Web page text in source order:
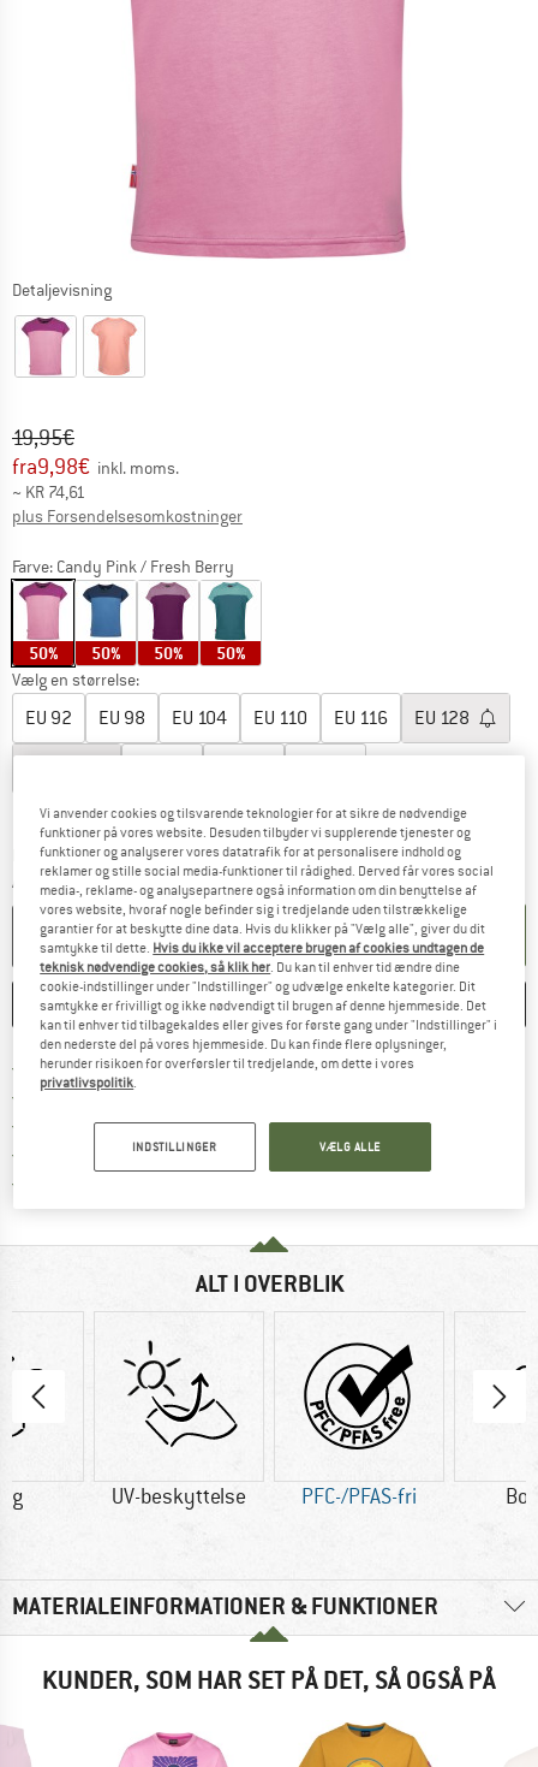
Detaljevisning
Original pris :
19,95€
Pris:
fra9,98€ inkl. moms.
~ KR 74,61
plus ForsendelsesomkostningerOplysninger om
Farve: Candy Pink / Fresh Berry
50% 50% 50% 50%
Vælg en størrelse:
EU 92 EU 98 EU 104 EU 110 EU 116 EU 128
Størrelsestabel
Leveringstid: 4-6 arbejdsdageLinket åbnes i en infoboks og indeholder
Antal:
LÆG I KURV
HUSKE SAMMENLIGNE
Portofri fra 69 € (DK)Find oplysninger om forsendelse her!
100 dages returret
> 4.000.000 tilfredse kunder
Alle artikler på lager
ALT I OVERBLIK
g UV-beskyttelse PFC-/PFAS-fri
MATERIALEINFORMATIONER & FUNKTIONER
KUNDER, SOM HAR SET PÅ DET, SÅ OGSÅ PÅ
Vi anvender cookies og tilsvarende teknologier for at sikre de nødvendige
funktioner på vores website. Desuden tilbyder vi supplerende tjenester og
funktioner og analyserer vores datatrafik for at personalisere indhold og
reklamer og stille social media-funktioner til rådighed. Derved får vores social
media-, reklame- og analysepartnere også information om din benyttelse af
vores website, hvoraf nogle befinder sig i tredjelande uden tilstrækkelige
garantier for at beskytte dine data. Hvis du klikker på "Vælg alle", giver du dit
samtykke til dette. Hvis du ikke vil acceptere brugen af cookies undtagen de
teknisk nødvendige cookies, så klik her . Du kan til enhver tid ændre dine
cookie-indstillinger under "Indstillinger" og udvælge enkelte kategorier. Dit
samtykke er frivilligt og ikke nødvendigt til brugen af denne hjemmeside. Det
kan til enhver tid tilbagekaldes eller gives for første gang under "Indstillinger" i
den nederste del på vores hjemmeside. Du kan finde flere oplysninger,
herunder risikoen for overførsler til tredjelande, om dette i vores
privatlivspolitik
INDSTILLINGER VÆLG ALLE